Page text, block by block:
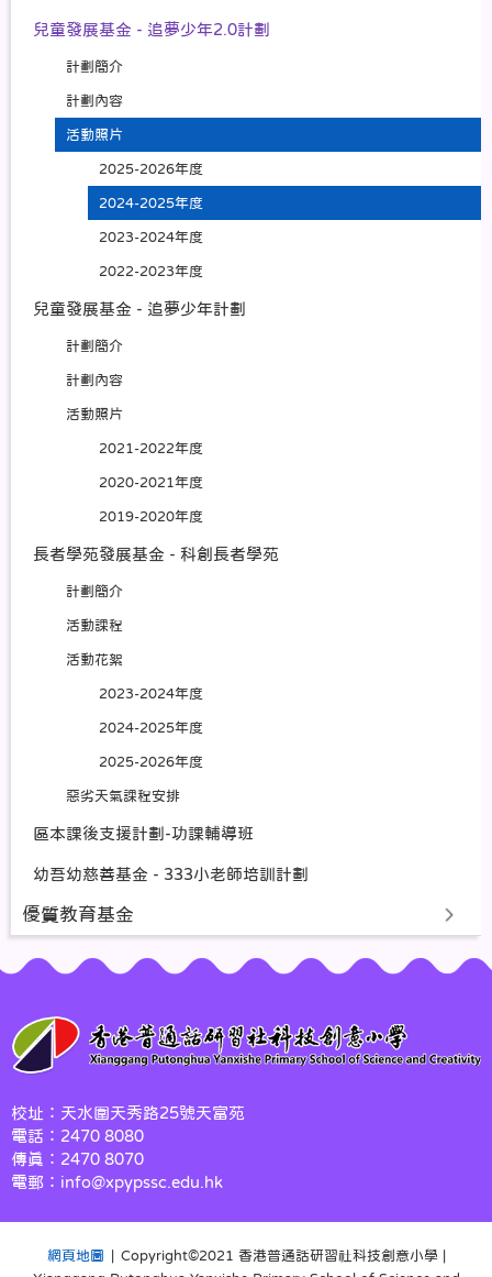
兒童發展基金 - 追夢少年2.0計劃
計劃簡介
計劃內容
活動照片
2025-2026年度
2024-2025年度
2023-2024年度
2022-2023年度
兒童發展基金 - 追夢少年計劃
計劃簡介
計劃內容
活動照片
2021-2022年度
2020-2021年度
2019-2020年度
長者學苑發展基金 - 科創長者學苑
計劃簡介
活動課程
活動花絮
2023-2024年度
2024-2025年度
2025-2026年度
惡劣天氣課程安排
區本課後支援計劃-功課輔導班
幼吾幼慈善基金 - 333小老師培訓計劃
優質教育基金
校址：天水圍天秀路25號天富苑
電話：2470 8080
傳真：2470 8070
電郵：info@xpypssc.edu.hk
網頁地圖 | Copyright©️2021 香港普通話研習社科技創意小學 |